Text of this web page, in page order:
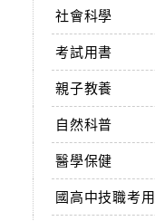
社會科學
考試用書
親子教養
自然科普
醫學保健
國高中技職考用